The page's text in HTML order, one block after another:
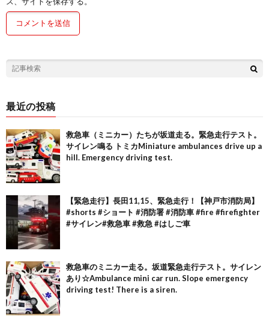
最近の投稿
救急車（ミニカー）たちが坂道走る。緊急走行テスト。
サイレン鳴る トミカMiniature ambulances drive up a
hill. Emergency driving test.
【緊急走行】長田11,15、緊急走行！【神戸市消防局】
#shorts #ショート #消防署 #消防車 #fire #firefighter
#サイレン#救急車 #救急 #はしご車
救急車のミニカー走る。坂道緊急走行テスト。サイレン
あり☆Ambulance mini car run. Slope emergency
driving test! There is a siren.